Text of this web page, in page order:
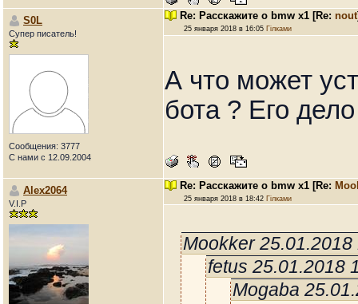
S0L
Супер писатель!
Сообщения: 3777
С нами с 12.09.2004
Re: Расскажите о bmw x1 [Re: nout
25 января 2018 в 16:05 Гілками
А что может
бота ? Его
Alex2064
V.I.P
Re: Расскажите о bmw x1 [Re:
25 января 2018 в 18:42 Гілками
Mookker
fetus 25.01.2018
Mogaba